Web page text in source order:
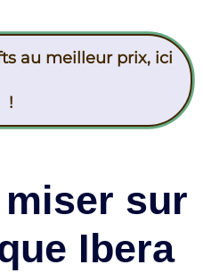
au meilleur prix, ici
!
sur
Ibera